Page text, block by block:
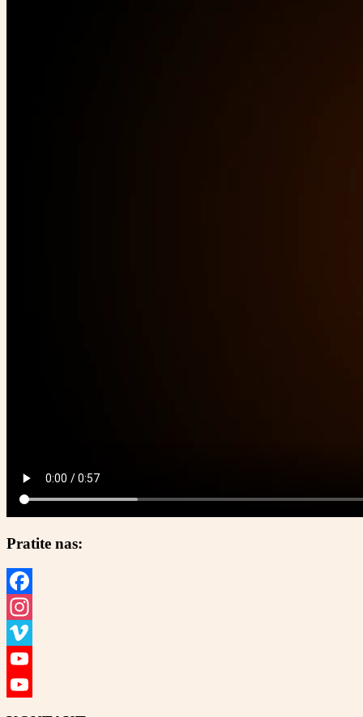
Pratite nas:
Facebook
Instagram
Vimeo
YouTube